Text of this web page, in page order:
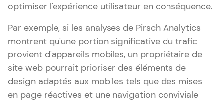
optimiser l'expérience utilisateur en conséquence.
Par exemple, si les analyses de Pirsch Analytics
montrent qu'une portion significative du trafic
provient d'appareils mobiles, un propriétaire de
site web pourrait prioriser des éléments de
design adaptés aux mobiles tels que des mises
en page réactives et une navigation conviviale